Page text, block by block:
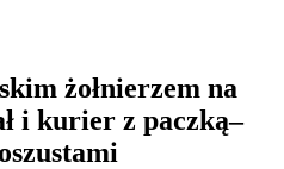
żołnierzem na
i kurier z paczką–